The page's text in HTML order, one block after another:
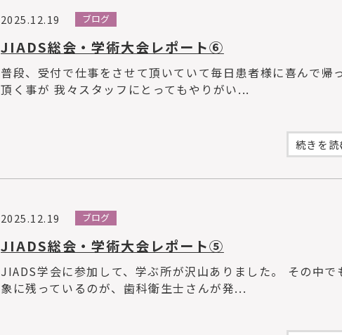
2025.12.19 ブログ
JIADS総会・学術大会レポート⑥
普段、受付で仕事をさせて頂いていて毎日患者様に喜んで帰
頂く事が 我々スタッフにとってもやりがい...
続きを読
2025.12.19 ブログ
JIADS総会・学術大会レポート⑤
JIADS学会に参加して、学ぶ所が沢山ありました。 その中で
象に残っているのが、歯科衛生士さんが発...